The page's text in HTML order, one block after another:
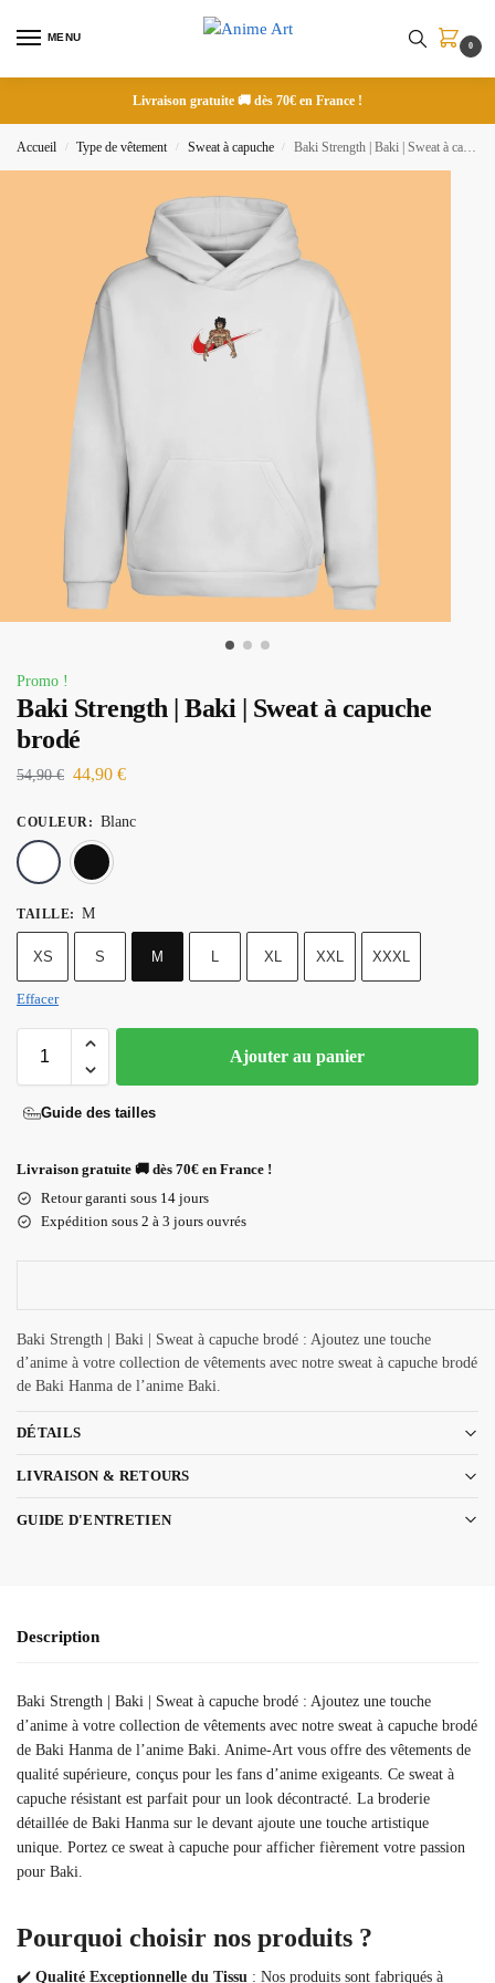
MENU
0
Livraison gratuite 🚚 dès 70€ en France !
Accueil / Type de vêtement / Sweat à capuche / Baki Strength | Baki | Sweat à capuche brodé
Promo !
Baki Strength | Baki | Sweat à capuche
brodé
54,90€ 44,90 €
COULEUR : Blanc
TAILLE: M
XS S M L XL XXL XXXL
Effacer
Ajouter au panier
Guide des tailles
Livraison gratuite 🚚 dès 70€ en France !
Retour garanti sous 14 jours
Expédition sous 2 à 3 jours ouvrés
Baki Strength | Baki | Sweat à capuche brodé : Ajoutez une touche
d’anime à votre collection de vêtements avec notre sweat à capuche brodé
de Baki Hanma de l’anime Baki.
DÉTAILS
LIVRAISON & RETOURS
GUIDE D'ENTRETIEN
Description
Baki Strength | Baki | Sweat à capuche brodé : Ajoutez une touche
d’anime à votre collection de vêtements avec notre sweat à capuche brodé
de Baki Hanma de l’anime Baki. Anime-Art vous offre des vêtements de
qualité supérieure, conçus pour les fans d’anime exigeants. Ce sweat à
capuche résistant est parfait pour un look décontracté. La broderie
détaillée de Baki Hanma sur le devant ajoute une touche artistique
unique. Portez ce sweat à capuche pour afficher fièrement votre passion
pour Baki.
Pourquoi choisir nos produits ?
✔️ Qualité Exceptionnelle du Tissu : Nos produits sont fabriqués à